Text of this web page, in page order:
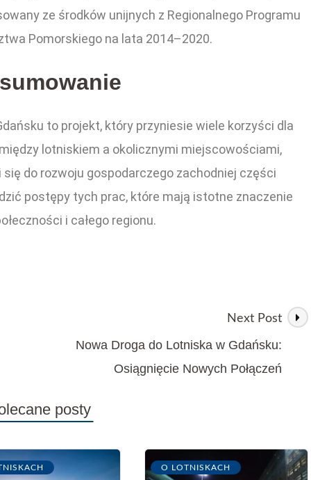
ze środków unijnych z Regionalnego Programu
Pomorskiego na lata 2014–2020.
to projekt, który przyniesie wiele korzyści dla
lotniskiem a okolicznymi miejscowościami,
do rozwoju gospodarczego zachodniej części
postępy tych prac, które mają istotne znaczenie
i całego regionu.
Next Post
Nowa Droga do Lotniska w Gdańsku:
Osiągnięcie Nowych Połączeń
posty
O LOTNISKACH